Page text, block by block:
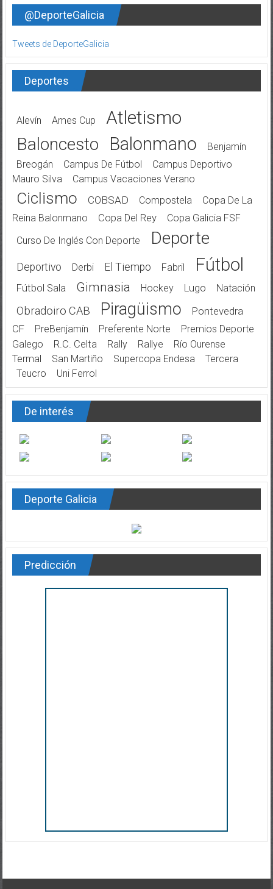
@DeporteGalicia
Tweets de DeporteGalicia
Deportes
Alevín Ames Cup Atletismo
Baloncesto Balonmano
Benjamín
Breogán
Campus De Fútbol
Campus Deportivo
Mauro Silva
Campus Vacaciones Verano
Ciclismo COBSAD Compostela
Copa De La
Reina Balonmano
Copa Del Rey
Copa Galicia FSF
Curso De Inglés Con Deporte
Deporte
Deportivo Derbi El Tiempo Fabril Fútbol
Fútbol Sala Gimnasia Hockey Lugo Natación
Obradoiro CAB Piragüismo
Pontevedra
CF
PreBenjamín Preferente Norte
Premios Deporte
Galego
R.C. Celta Rally Rallye
Río Ourense
Termal
San Martiño Supercopa Endesa
Tercera
Teucro
Uni Ferrol
De interés
Deporte Galicia
Predicción